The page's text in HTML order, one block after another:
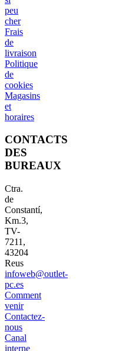
peu
cher
Frais
de
livraison
Politique
de
cookies
Magasins
et
horaires
CONTACTS
DES
BUREAUX
Ctra.
de
Constantí,
Km.3,
TV-
7211,
43204
Reus
infoweb@outlet-
pc.es
Comment
venir
Contactez-
nous
Canal
interne